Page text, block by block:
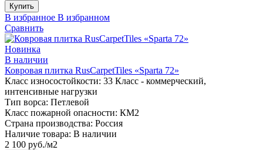
Купить
В избранное В избранном
Сравнить
Новинка
В наличии
Ковровая плитка RusCarpetTiles «Sparta 72»
Класс износостойкости: 33 Класс - коммерческий,
интенсивные нагрузки
Тип ворса: Петлевой
Класс пожарной опасности: КМ2
Страна производства: Россия
Наличие товара: В наличии
2 100 руб./м2